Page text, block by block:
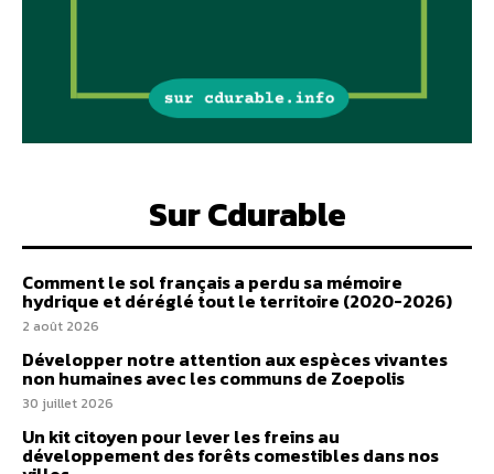
Sur Cdurable
Comment le sol français a perdu sa mémoire
hydrique et déréglé tout le territoire (2020-2026)
2 août 2026
Développer notre attention aux espèces vivantes
non humaines avec les communs de Zoepolis
30 juillet 2026
Un kit citoyen pour lever les freins au
développement des forêts comestibles dans nos